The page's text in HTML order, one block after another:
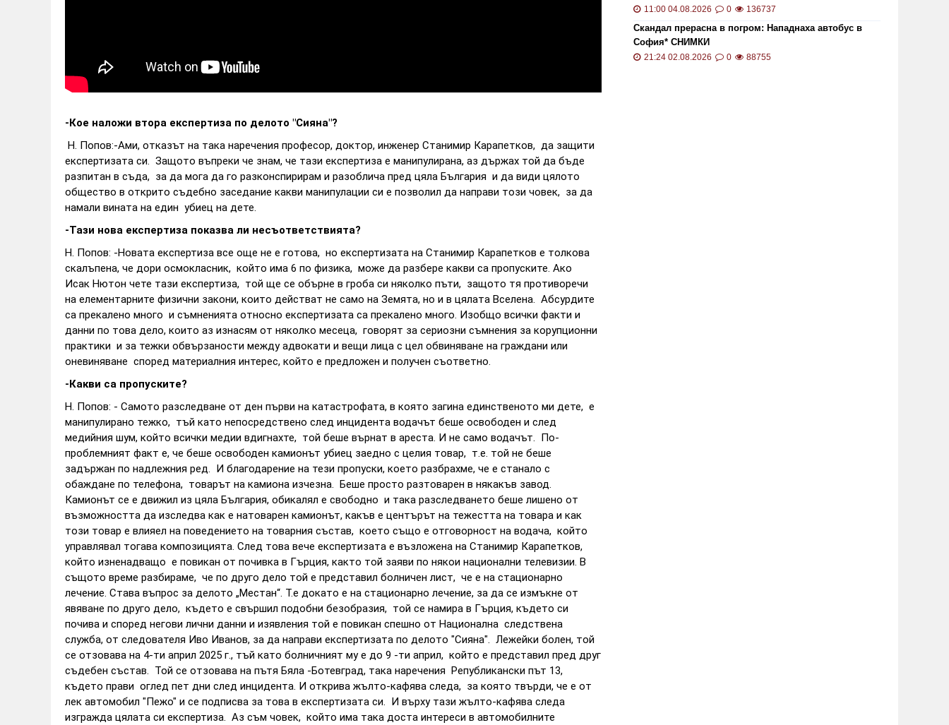
-Кое наложи втора експертиза по делото "Сияна"?
Н. Попов:-Ами, отказът на така наречения професор, доктор, инженер Станимир Карапетков, да защити
експертизата си. Защото въпреки че знам, че тази експертиза е манипулирана, аз държах той да бъде
разпитан в съда, за да мога да го разконспирирам и разоблича пред цяла България и да види цялото
общество в открито съдебно заседание какви манипулации си е позволил да направи този човек, за да
намали вината на един убиец на дете.
-Тази нова експертиза показва ли несъответствията?
Н. Попов: -Новата експертиза все още не е готова, но експертизата на Станимир Карапетков е толкова
скалъпена, че дори осмокласник, който има 6 по физика, може да разбере какви са пропуските. Ако
Исак Нютон чете тази експертиза, той ще се обърне в гроба си няколко пъти, защото тя противоречи
на елементарните физични закони, които действат не само на Земята, но и в цялата Вселена. Абсурдите
са прекалено много и съмненията относно експертизата са прекалено много. Изобщо всички факти и
данни по това дело, които аз изнасям от няколко месеца, говорят за сериозни съмнения за корупционни
практики и за тежки обвързаности между адвокати и вещи лица с цел обвиняване на граждани или
оневиняване според материалния интерес, който е предложен и получен съответно.
-Какви са пропуските?
Н. Попов: - Самото разследване от ден първи на катастрофата, в която загина единственото ми дете, е
манипулирано тежко, тъй като непосредствено след инцидента водачът беше освободен и след
медийния шум, който всички медии вдигнахте, той беше върнат в ареста. И не само водачът. По-
проблемният факт е, че беше освободен камионът убиец заедно с целия товар, т.е. той не беше
задържан по надлежния ред. И благодарение на тези пропуски, което разбрахме, че е станало с
обаждане по телефона, товарът на камиона изчезна. Беше просто разтоварен в някакъв завод.
Камионът се е движил из цяла България, обикалял е свободно и така разследването беше лишено от
възможността да изследва как е натоварен камионът, какъв е центърът на тежестта на товара и как
този товар е влияел на поведението на товарния състав, което също е отговорност на водача, който
управлявал тогава композицията. След това вече експертизата е възложена на Станимир Карапетков,
който изненадващо е повикан от почивка в Гърция, както той заяви по някои национални телевизии. В
същото време разбираме, че по друго дело той е представил болничен лист, че е на стационарно
лечение. Става въпрос за делото „Местан“. Т.е докато е на стационарно лечение, за да се измъкне от
явяване по друго дело, където е свършил подобни безобразия, той се намира в Гърция, където си
почива и според негови лични данни и изявления той е повикан спешно от Национална следствена
служба, от следователя Иво Иванов, за да направи експертизата по делото "Сияна". Лежейки болен, той
се отзовава на 4-ти април 2025 г., тъй като болничният му е до 9 -ти април, който е представил пред друг
съдебен състав. Той се отзовава на пътя Бяла -Ботевград, така наречения Републикански път 13,
където прави оглед пет дни след инцидента. И открива жълто-кафява следа, за която твърди, че е от
лек автомобил "Пежо" и се подписва за това в експертизата си. И върху тази жълто-кафява следа
изгражда цялата си експертиза. Аз съм човек, който има така доста интереси в автомобилните
11:00 04.08.2026 0 136737
Скандал прерасна в погром: Нападнаха автобус в
София* СНИМКИ
21:24 02.08.2026 0 88755